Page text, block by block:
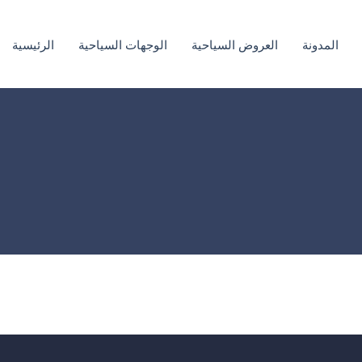
الرئيسية الوجهات السياحية العروض السياحية المدونة